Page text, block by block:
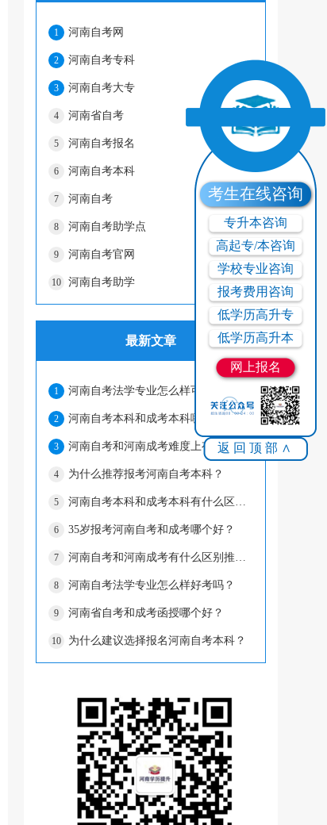
1 河南自考网
2 河南自考专科
3 河南自考大专
4 河南省自考
5 河南自考报名
6 河南自考本科
7 河南自考
8 河南自考助学点
9 河南自考官网
10 河南自考助学
最新文章
1
2 河南自考本科和成考本科哪个含金量高？
3 河南自考和河南成考难度上有什么区别？
4 为什么推荐报考河南自考本科？
5 河南自考本科和成考本科有什么区别？
6 35岁报考河南自考和成考哪个好？
7 河南自考和河南成考有什么区别推荐报什么
8 河南自考法学专业怎么样好考吗？
9 河南省自考和成考函授哪个好？
10 为什么建议选择报名河南自考本科？
考生在线咨询
专升本咨询
高起专/本咨询
学校专业咨询
报考费用咨询
低学历高升专
低学历高升本
网上报名
返回顶部∧